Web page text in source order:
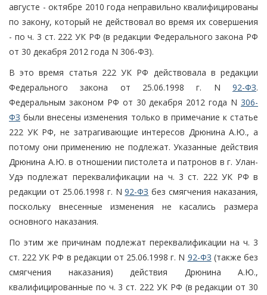
августе - октябре 2010 года неправильно квалифицированы
по закону, который не действовал во время их совершения
- по ч. 3 ст. 222 УК РФ (в редакции Федерального закона РФ
от 30 декабря 2012 года N 306-ФЗ).
В это время статья 222 УК РФ действовала в редакции
Федерального закона от 25.06.1998 г. N 92-ФЗ.
Федеральным законом РФ от 30 декабря 2012 года N 306-
ФЗ были внесены изменения только в примечание к статье
222 УК РФ, не затрагивающие интересов Дрюнина А.Ю., а
потому они применению не подлежат. Указанные действия
Дрюнина А.Ю. в отношении пистолета и патронов в г. Улан-
Удэ подлежат переквалификации на ч. 3 ст. 222 УК РФ в
редакции от 25.06.1998 г. N92-ФЗ без смягчения наказания,
поскольку внесенные изменения не касались размера
основного наказания.
По этим же причинам подлежат переквалификации на ч. 3
ст. 222 УК РФ в редакции от 25.06.1998 г. N 92-ФЗ (также без
смягчения наказания) действия Дрюнина А.Ю.,
квалифицированные по ч. 3 ст. 222 УК РФ (в редакции от 30